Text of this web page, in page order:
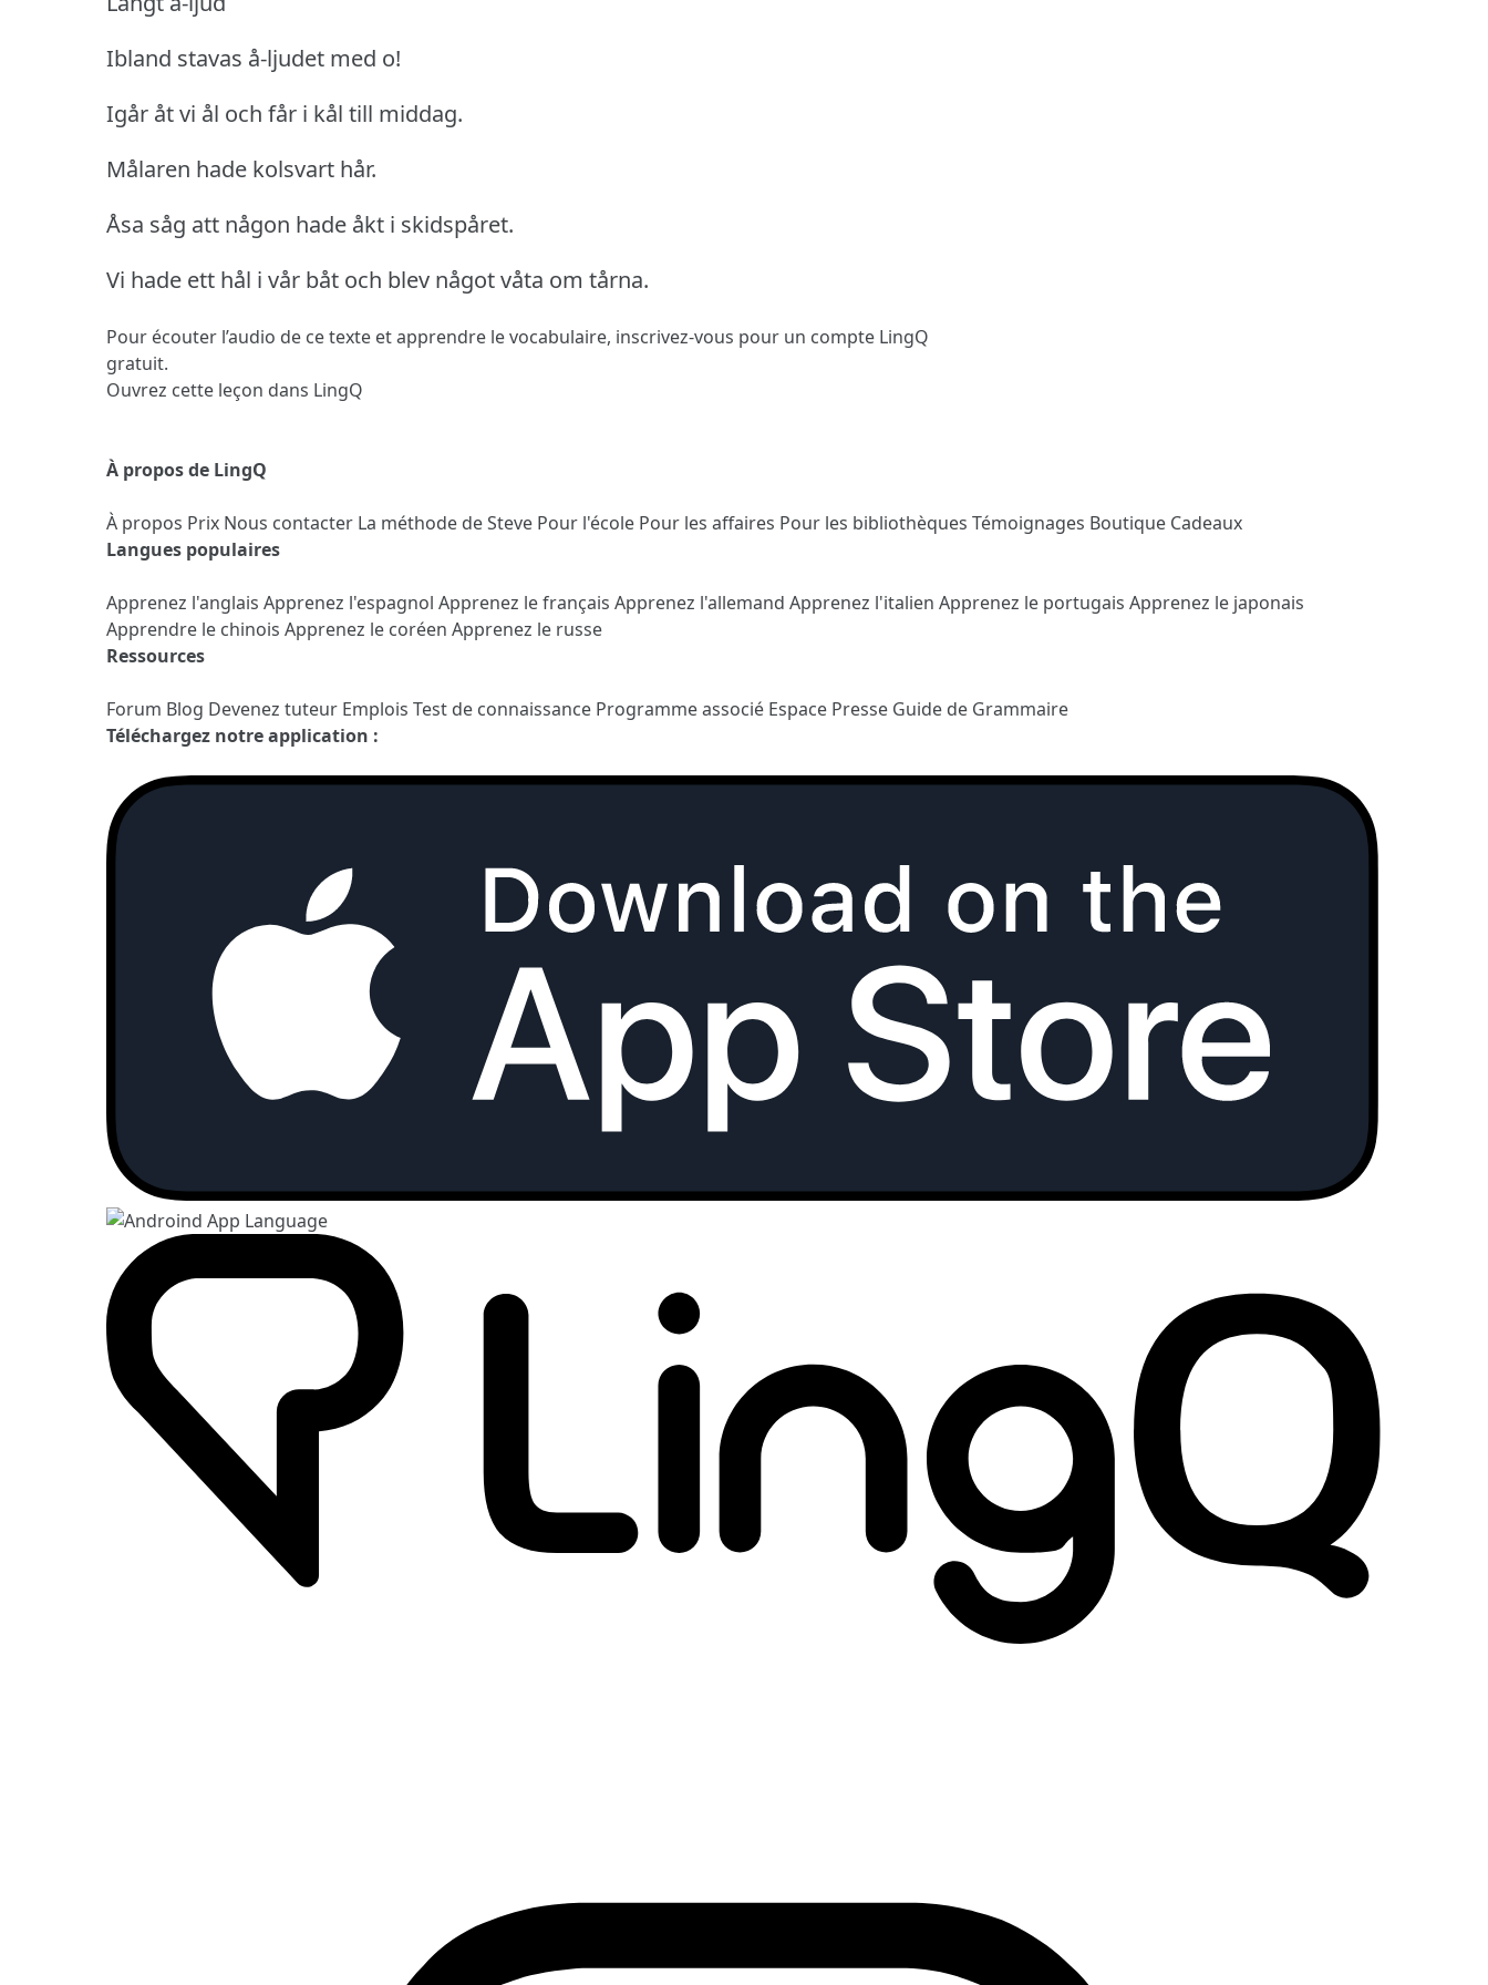
Ibland stavas å-ljudet med o!
Igår åt vi ål och får i kål till middag.
Målaren hade kolsvart hår.
Åsa såg att någon hade åkt i skidspåret.
Vi hade ett hål i vår båt och blev något våta om tårna.
Pour écouter l’audio de ce texte et apprendre le vocabulaire, inscrivez-vous pour un compte LingQ
gratuit.
Ouvrez cette leçon dans LingQ
À propos de LingQ
À propos Prix Nous contacter La méthode de Steve Pour l'école Pour les affaires Pour les bibliothèques Témoignages Boutique Cadeaux
Langues populaires
Apprenez l'anglais Apprenez l'espagnol Apprenez le français Apprenez l'allemand Apprenez l'italien Apprenez le portugais Apprenez le japonais
Apprendre le chinois Apprenez le coréen Apprenez le russe
Ressources
Forum Blog Devenez tuteur Emplois Test de connaissance Programme associé Espace Presse Guide de Grammaire
Téléchargez notre application :